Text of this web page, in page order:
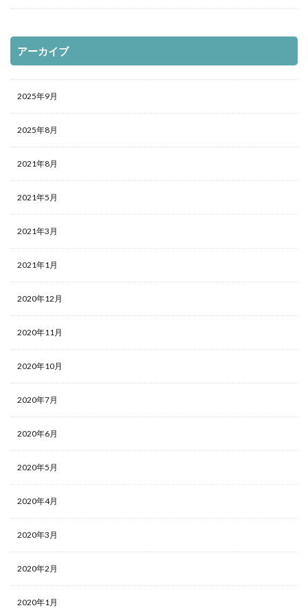
アーカイブ
2025年9月
2025年8月
2021年8月
2021年5月
2021年3月
2021年1月
2020年12月
2020年11月
2020年10月
2020年7月
2020年6月
2020年5月
2020年4月
2020年3月
2020年2月
2020年1月